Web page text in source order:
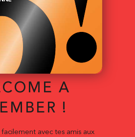
A
!
avec tes amis aux